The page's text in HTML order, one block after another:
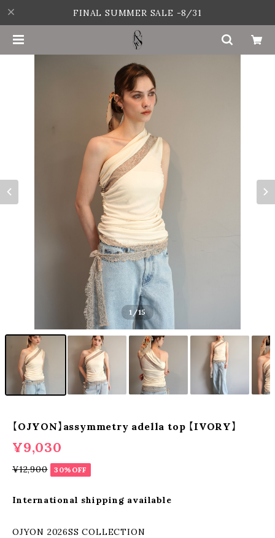
FINAL SUMMER SALE -8/31
1 /15
【OJYON】assymmetry adella top 【IVORY】
¥9,030
¥12,900 30%OFF
International shipping available
OJYON 2026SS COLLECTION